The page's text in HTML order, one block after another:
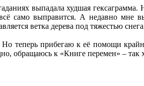
выпадала худшая гексаграмма.
само выправится. А недавно мне
ветка дерева под тяжестью
теперь прибегаю к её помощи
обращаюсь к «Книге перемен» – так